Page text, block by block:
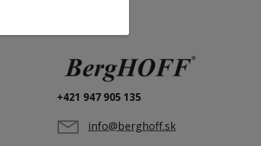
+421 947 905 135
info@berghoff.sk